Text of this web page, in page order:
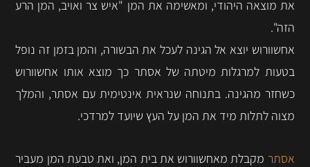
את מוצאה היהודי, ומאשימה את המן "איש צר ואויב, המן הרע
הזה".
אחשוורוש יוצא אל הגינה לעכל את הבשורה, והמן בזמן זה נופל
בטעות למרגלות מיטתה של אסתר כך מוצא אותו אחשוורוש
כשחזר מהגינה. בתנוחה שנראית אינטימית עם אסתר, והמלך
מצוה לתלות מיד את המן על העץ שיועד למרדכי.
אסתר מקבלת מאחשוורוש את בית המן, ואת טבעת המן מעביר